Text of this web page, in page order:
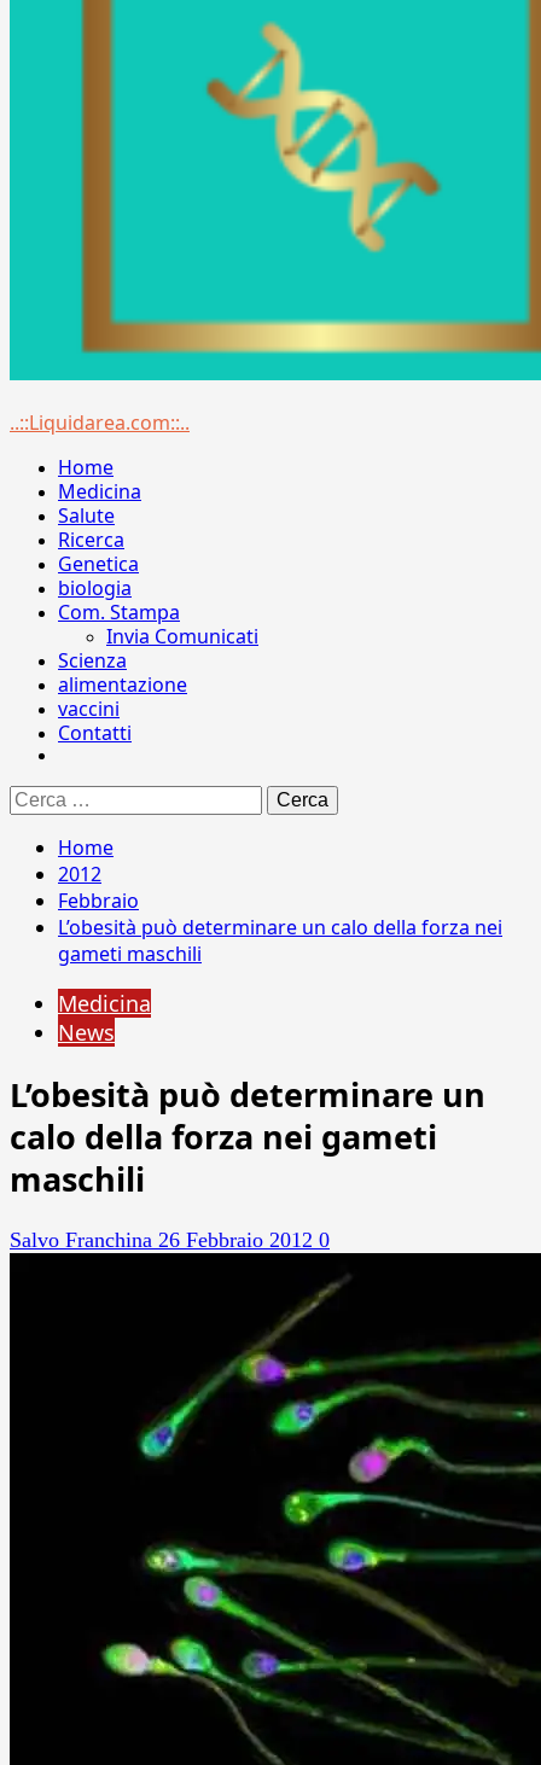
Menu
..::Liquidarea.com::..
Home
Medicina
Salute
Ricerca
Genetica
biologia
Com. Stampa
Invia Comunicati
Scienza
alimentazione
vaccini
Contatti
Ricerca
per:
Home
2012
Febbraio
L’obesità può determinare un calo della forza nei
gameti maschili
Medicina
News
L’obesità può determinare un
calo della forza nei gameti
maschili
Salvo Franchina 26 Febbraio 2012 0